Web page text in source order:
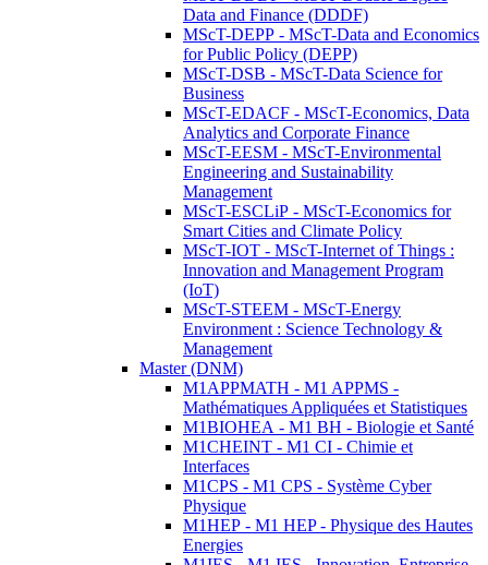
Data and Finance (DDDF)
MScT-DEPP - MScT-Data and Economics
for Public Policy (DEPP)
MScT-DSB - MScT-Data Science for
Business
MScT-EDACF - MScT-Economics, Data
Analytics and Corporate Finance
MScT-EESM - MScT-Environmental
Engineering and Sustainability
Management
MScT-ESCLiP - MScT-Economics for
Smart Cities and Climate Policy
MScT-IOT - MScT-Internet of Things :
Innovation and Management Program
(IoT)
MScT-STEEM - MScT-Energy
Environment : Science Technology &
Management
Master (DNM)
M1APPMATH - M1 APPMS -
Mathématiques Appliquées et Statistiques
M1BIOHEA - M1 BH - Biologie et Santé
M1CHEINT - M1 CI - Chimie et
Interfaces
M1CPS - M1 CPS - Système Cyber
Physique
M1HEP - M1 HEP - Physique des Hautes
Energies